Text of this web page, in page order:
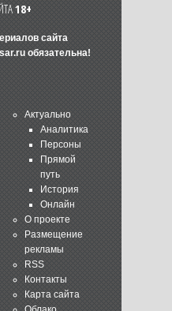
18+
сайта
обязательна!
Актуально
Аналитика
Персоны
Прямой
путь
История
Онлайн
О проекте
Размещение
рекламы
RSS
Контакты
Карта сайта